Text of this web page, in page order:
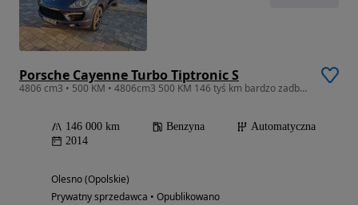
Porsche Cayenne Turbo Tiptronic S
4806 cm3 • 500 KM • 4806cm3 500 KM 146 tyś km bardzo zadbany bogate wyposażenie
146 000 km Benzyna
Automatyczna
2014
Olesno (Opolskie)
Prywatny sprzedawca • Opublikowano